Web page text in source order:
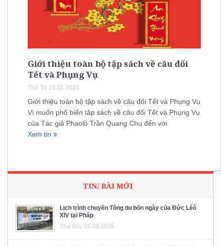
Giới thiệu toàn bộ tập sách về câu đối
Tết và Phụng Vụ
Thứ Tư 15.01.2020
Giới thiệu toàn bộ tập sách về câu đối Tết và Phụng Vụ
Vì muốn phổ biến tập sách về câu đối Tết và Phụng Vụ
của Tác giả Phaolô Trần Quang Chu đến với
Xem tin
TIN/ BÀI MỚI
Lịch trình chuyến Tông du bốn ngày của Đức Lêô
XIV tại Pháp
Thứ Bảy 08.08.2026